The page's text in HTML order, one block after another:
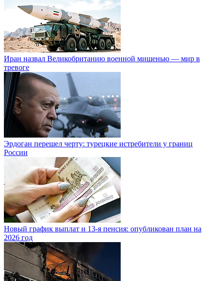
Иран назвал Великобританию военной мишенью — мир в
тревоге
Эрдоган перешел черту: турецкие истребители у границ
России
Новый график выплат и 13-я пенсия: опубликован план на
2026 год